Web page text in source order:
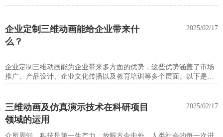
理解复杂机械结构生产线模拟:通过三维动画重现生产线的运作流程，
产品演示动画:详细介绍产品的功能、操作方法及使用场景，辅助市场
推广和销售
料。产品优势呈现
等方面的优劣。
-、直观展示与理解
工业三维动画能够直观展示复杂的工业产品、设备或工艺过程，有助
于人们更深入地理解和感受。通过动画效果，企业可以清晰地展示产
品的结构。功能和工作原理，这对于产品推广、培训以及技术支持等
二、交互体验与模拟
点击操作等方式与动画进行互动，模拟产品或设备的操作、触控、旋
转等。这种
企业定制三维动画能给企业带来什
么？
2025/02/17
企业定制三维动画能为企业带来多方面的优势，这些优势涵盖了市场
推广、产品设计、企业文化传播以及教育培训等多个层面。以下是对
这些优势的详细分析：
### 一、市场推广与品牌建设
三维动画及仿真演示技术在科研项目
领域的运用
2025/02/17